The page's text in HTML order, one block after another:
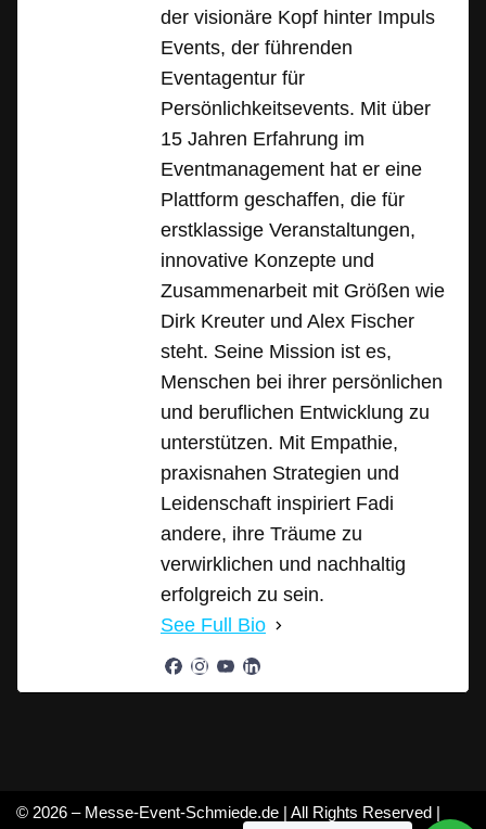
der visionäre Kopf hinter Impuls
Events, der führenden
Eventagentur für
Persönlichkeitsevents. Mit über
15 Jahren Erfahrung im
Eventmanagement hat er eine
Plattform geschaffen, die für
erstklassige Veranstaltungen,
innovative Konzepte und
Zusammenarbeit mit Größen wie
Dirk Kreuter und Alex Fischer
steht. Seine Mission ist es,
Menschen bei ihrer persönlichen
und beruflichen Entwicklung zu
unterstützen. Mit Empathie,
praxisnahen Strategien und
Leidenschaft inspiriert Fadi
andere, ihre Träume zu
verwirklichen und nachhaltig
erfolgreich zu sein.
See Full Bio
© 2026 – Messe-Event-Schmiede.de | All Rights Reserved |